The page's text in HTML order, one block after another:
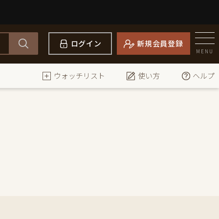
ログイン 新規会員登録
MENU
ウォッチリスト 使い方 ヘルプ